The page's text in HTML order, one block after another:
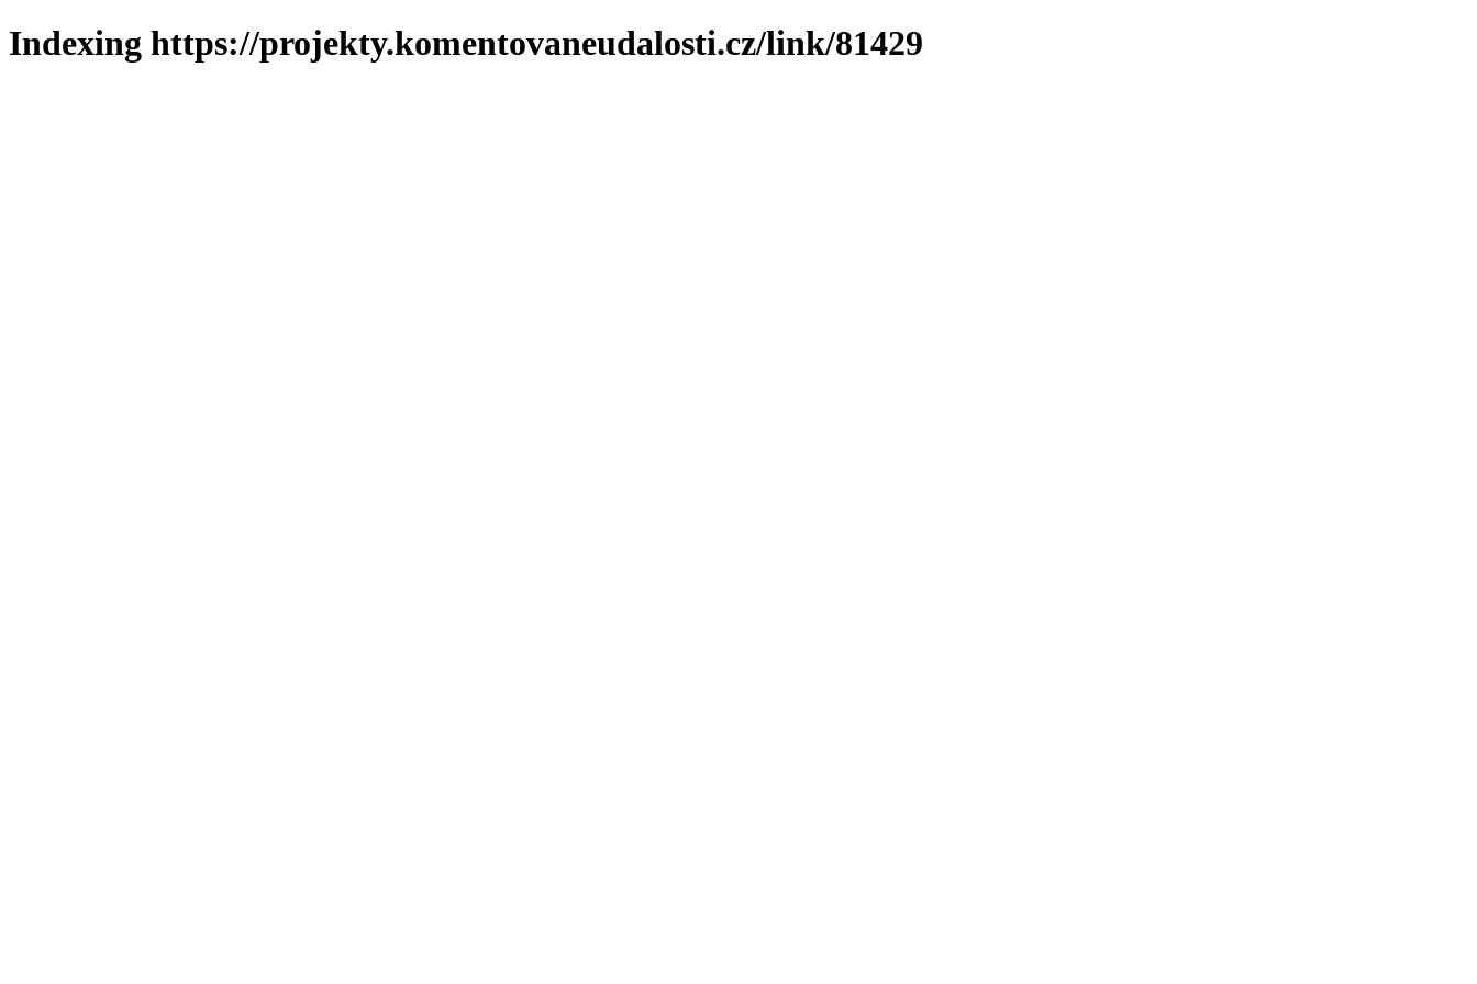
Indexing https://projekty.komentovaneudalosti.cz/link/81429